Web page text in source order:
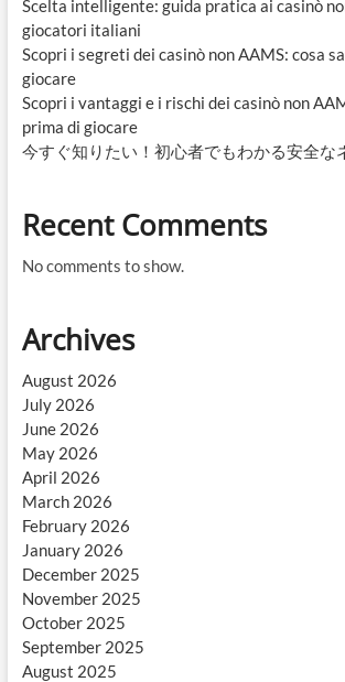
Scelta intelligente: guida pratica ai casinò
giocatori italiani
Scopri i segreti dei casinò non AAMS: cosa
giocare
Scopri i vantaggi e i rischi dei casinò non
prima di giocare
今すぐ知りたい！初心者でもわかる安全な
Recent Comments
No comments to show.
Archives
August 2026
July 2026
June 2026
May 2026
April 2026
March 2026
February 2026
January 2026
December 2025
November 2025
October 2025
September 2025
August 2025